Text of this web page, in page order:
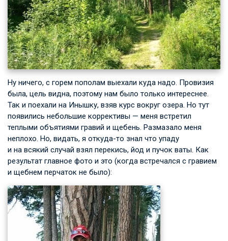
Ну ничего, с горем пополам выехали куда надо. Провизия
была, цель видна, поэтому нам было только интереснее.
Так и поехали на Инышку, взяв курс вокруг озера. Но тут
появились небольшие коррективы — меня встретил
теплыми объятиями гравий и щебень. Размазало меня
неплохо. Но, видать, я откуда-то знал что упаду
и на всякий случай взял перекись, йод и пучок ваты. Как
результат главное фото и это (когда встречался с гравием
и щебнем перчаток не было):